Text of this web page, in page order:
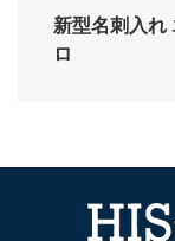
新型名刺入れ
ロ